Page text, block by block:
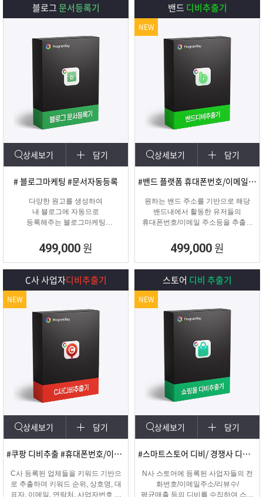
블로그문서등록기
상세보기 담기
# 블로그마케팅 #문서자동등록
다양한 원고를 생성하여
내 블로그에 자동으로
등록해주는 블로그마케팅
499,000 원
밴드 디비추출기
상세보기 담기
#밴드 플랫폼 휴대폰번호/이메일 추출
원하는 밴드 주소를 기반으로 해당
밴드내에서 활동한 유저들의
휴대폰번호/이메일 주소등을 추출해
499,000 원
NEW
C사 사업자디비추출기
상세보기 담기
#쿠팡 디비추출 #휴대폰번호/이메일
C사 등록된 업체들을 키워드 기반으
로 추출하며 키워드 순위, 상호명, 대
표자, 이메일, 연락처, 사업자번호 등
NEW
스토어 디비 추출기
상세보기 담기
#스마트스토어 디비/ 경쟁사 디비 분석
N사 스토어에 등록된 사업자들의 전
화번호/이메일주소/리뷰수/
평균매출 등의 디비를 수집하여 스토
NEW